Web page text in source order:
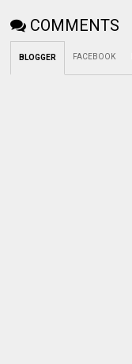
COMMENTS
BLOGGER FACEBOOK